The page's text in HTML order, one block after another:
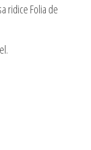
ridice Folia de